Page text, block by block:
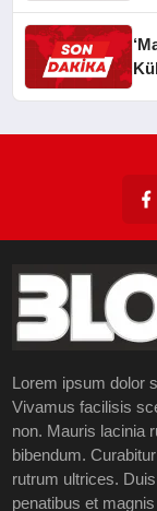
Lorem ipsum dolor
Vivamus facilisis
non. Mauris lacinia
bibendum.
rutrum ultrices.
penatibus et